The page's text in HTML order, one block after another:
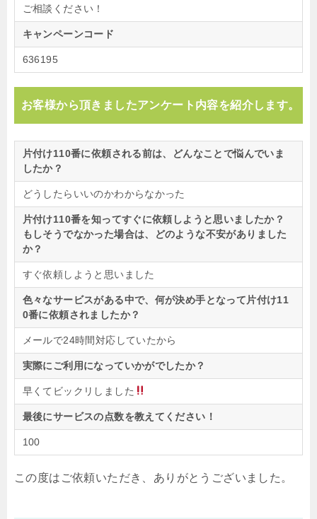
ご相談ください！
キャンペーンコード
636195
お客様から頂きましたアンケート内容を紹介します。
片付け110番に依頼される前は、どんなことで悩んでいま
したか？
どうしたらいいのかわからなかった
片付け110番を知ってすぐに依頼しようと思いましたか？
もしそうでなかった場合は、どのような不安がありました
か？
すぐ依頼しようと思いました
色々なサービスがある中で、何が決め手となって片付け11
0番に依頼されましたか？
メールで24時間対応していたから
実際にご利用になっていかがでしたか？
早くてビックリしました
最後にサービスの点数を教えてください！
100
この度はご依頼いただき、ありがとうございました。